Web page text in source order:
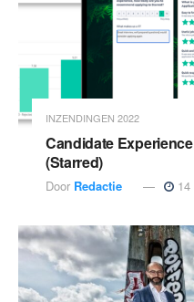
INZENDINGEN 2022
Candidate
(Starred)
Door Redactie